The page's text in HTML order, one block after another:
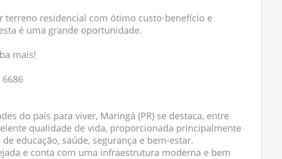
terreno residencial com ótimo custo-benefício e
é uma grande oportunidade.
mais!
6686
do país para viver, Maringá (PR) se destaca, entre
qualidade de vida, proporcionada principalmente
educação, saúde, segurança e bem-estar.
e conta com uma infraestrutura moderna e bem